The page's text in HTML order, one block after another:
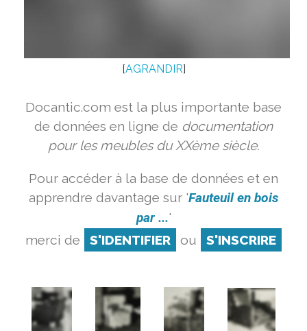
[AGRANDIR]
Docantic.com est la plus importante base
de données en ligne de documentation
pour les meubles du XXème siècle.
Pour accéder à la base de données et en
apprendre davantage sur 'Fauteuil en bois
par ...'
merci de
S'IDENTIFIER ou S'INSCRIRE